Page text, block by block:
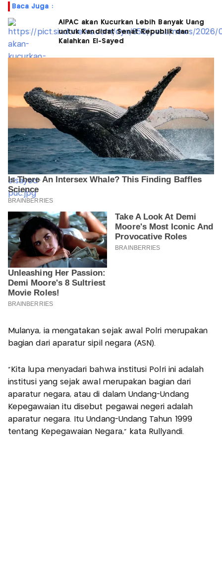
Baca Juga :
AIPAC akan Kucurkan Lebih Banyak Uang
untuk Kandidat Senat Republik dan
Kalahkan El-Sayed
Mulanya, ia mengatakan sejak awal Polri merupakan
bagian dari aparatur sipil negara (ASN).
“Kita lupa menyadari bahwa institusi Polri ini adalah
institusi yang sejak awal merupakan bagian dari
aparatur negara, atau di dalam Undang-Undang
Kepegawaian itu disebut pegawai negeri adalah
aparatur negara. Itu Undang-Undang Tahun 1999
tentang Kepegawaian Negara,” kata Rullyandi.